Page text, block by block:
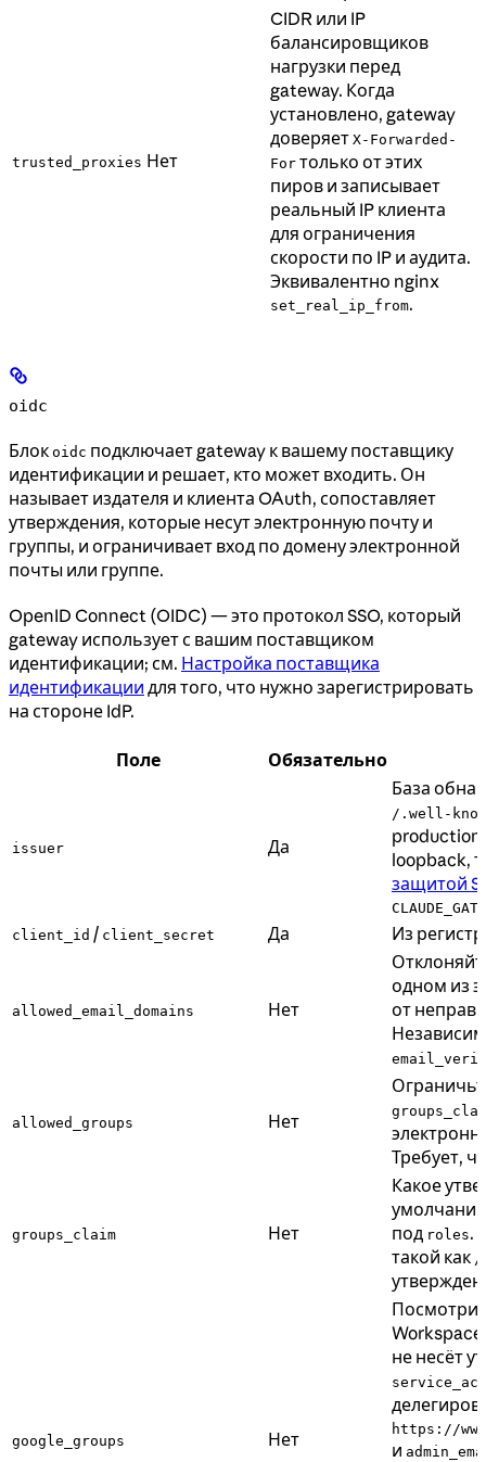
trusted_proxies Нет
CIDR или IP
балансировщиков
нагрузки перед
gateway. Когда
установлено, gateway
доверяет X-Forwarded-
For только от этих
пиров и записывает
реальный IP клиента
для ограничения
скорости по IP и аудита.
Эквивалентно nginx
set_real_ip_from.
oidc
Блок oidc подключает gateway к вашему поставщику
идентификации и решает, кто может входить. Он
называет издателя и клиента OAuth, сопоставляет
утверждения, которые несут электронную почту и
группы, и ограничивает вход по домену электронной
почты или группе.
OpenID Connect (OIDC) — это протокол SSO, который
gateway использует с вашим поставщиком
идентификации; см. Настройка поставщика
идентификации для того, что нужно зарегистрировать
на стороне IdP.
Поле Обязательно
issuer Да
База
/.well-
loopback,
защитой
client_id / client_secret Да Из
allowed_email_domains Нет
одном из
от
allowed_groups Нет
Требует,
groups_claim Нет
Какое
под roles.
такой как /
google_groups Нет
не несёт
https://
и